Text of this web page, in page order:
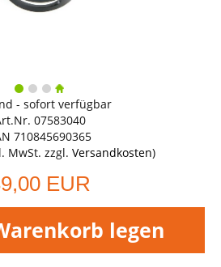
- sofort verfügbar
07583040
710845690365
MwSt. zzgl. Versandkosten)
EUR
legen